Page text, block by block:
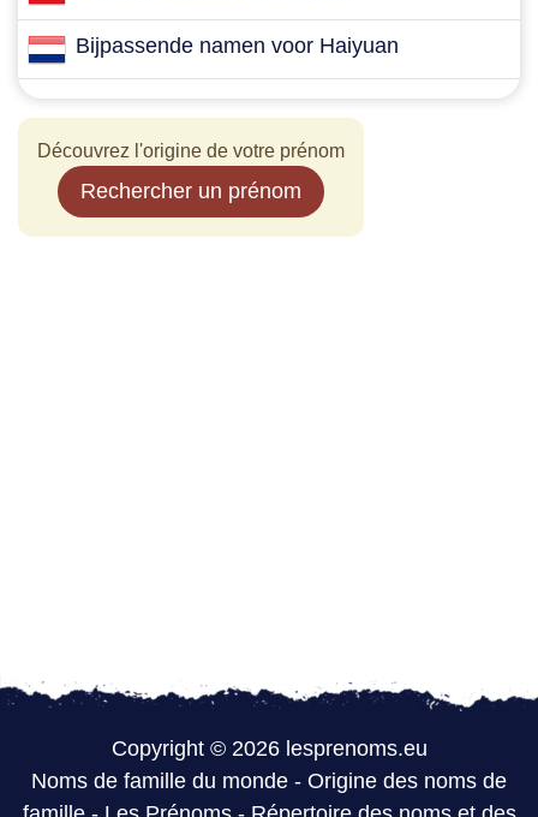
Bijpassende namen voor Haiyuan
Découvrez l'origine de votre prénom
Rechercher un prénom
Copyright © 2026 lesprenoms.eu
Noms de famille du monde - Origine des noms de